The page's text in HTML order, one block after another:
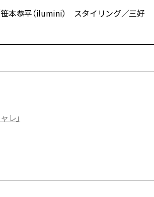
本恭平（ilumini） スタイリング／三好
レ」